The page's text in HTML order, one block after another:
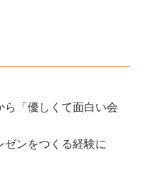
ら「優しくて面白い会
ンをつくる経験に